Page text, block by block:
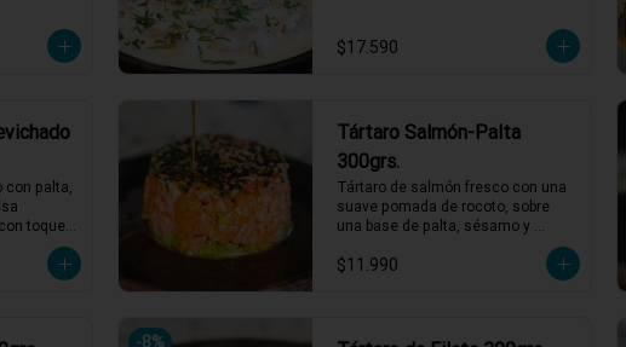
de mote para un final lleno de sabor
y tradición. ¡Un platillo que no te
*El peso neto corresponde al
producto en su presentación
completa, salsas o
acompañamientos incluidos.
$17.590
con palta,
toques
Tártaro Salmón-Palta
300grs.
Tártaro de salmón fresco con una
suave pomada de rocoto, sobre
una base de palta, sésamo y
ciboulette. Todo esto, bañado en
una salsa ponzu que realza los
deliciosa! 🥑🍣✨
$11.990
-8%